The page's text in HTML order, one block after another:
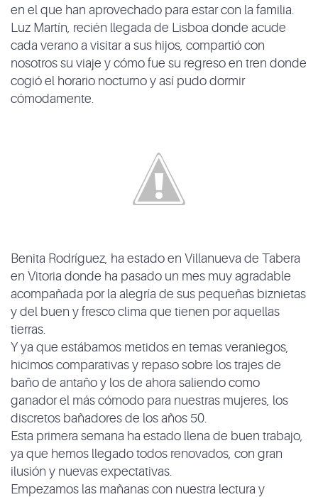
en el que han aprovechado para estar con la familia.
Luz Martín, recién llegada de Lisboa donde acude
cada verano a visitar a sus hijos, compartió con
nosotros su viaje y cómo fue su regreso en tren donde
cogió el horario nocturno y así pudo dormir
cómodamente.
Benita Rodríguez, ha estado en Villanueva de Tabera
en Vitoria donde ha pasado un mes muy agradable
acompañada por la alegría de sus pequeñas biznietas
y del buen y fresco clima que tienen por aquellas
tierras.
Y ya que estábamos metidos en temas veraniegos,
hicimos comparativas y repaso sobre los trajes de
baño de antaño y los de ahora saliendo como
ganador el más cómodo para nuestras mujeres, los
discretos bañadores de los años 50.
Esta primera semana ha estado llena de buen trabajo,
ya que hemos llegado todos renovados, con gran
ilusión y nuevas expectativas.
Empezamos las mañanas con nuestra lectura y